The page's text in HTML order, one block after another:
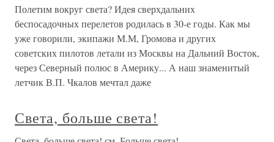
Полетим вокруг света? Идея сверхдальних
беспосадочных перелетов родилась в 30-е годы. Как мы
уже говорили, экипажи М.М, Громова и других
советских пилотов летали из Москвы на Дальний Восток,
через Северный полюс в Америку... А наш знаменитый
летчик В.П. Чкалов мечтал даже
Света, больше света!